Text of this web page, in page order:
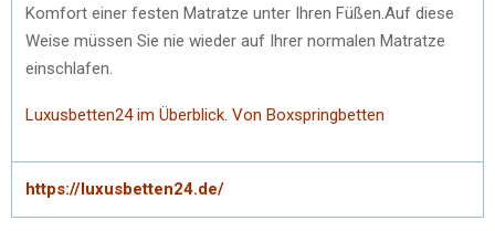
Komfort einer festen Matratze unter Ihren Füßen.Auf diese
Weise müssen Sie nie wieder auf Ihrer normalen Matratze
einschlafen.
Luxusbetten24 im Überblick. Von Boxspringbetten
https://luxusbetten24.de/